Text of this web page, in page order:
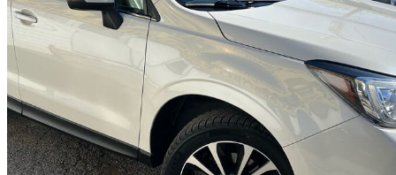
2018 Subaru Forester
2.0XT Touring196 115 km